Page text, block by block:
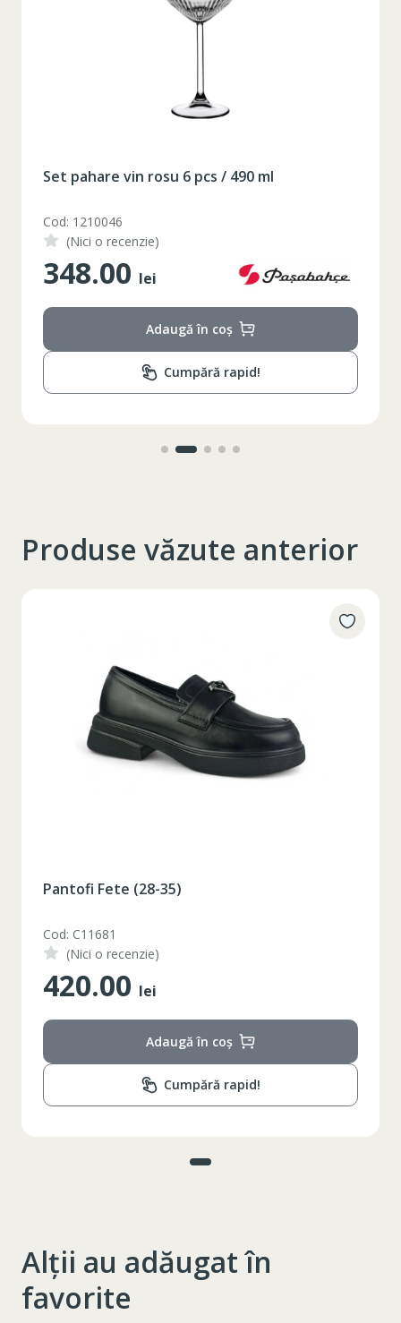
Таблица размеров
M
Inaltime
Circumferinta pieptului 86-96
74-78
Circumferinta bazinului 89-92
Lungimea piciorului in
Set pahare vin rosu 6 pcs / 490 ml
Cod: 1210046
(Nici o recenzie)
348.00 lei
Adaugă în coș
Cumpără rapid!
Produse văzute anterior
Pantofi Fete (28-35)
Cod: C11681
(Nici o recenzie)
420.00 lei
Adaugă în coș
Cumpără rapid!
Alții au adăugat în
favorite